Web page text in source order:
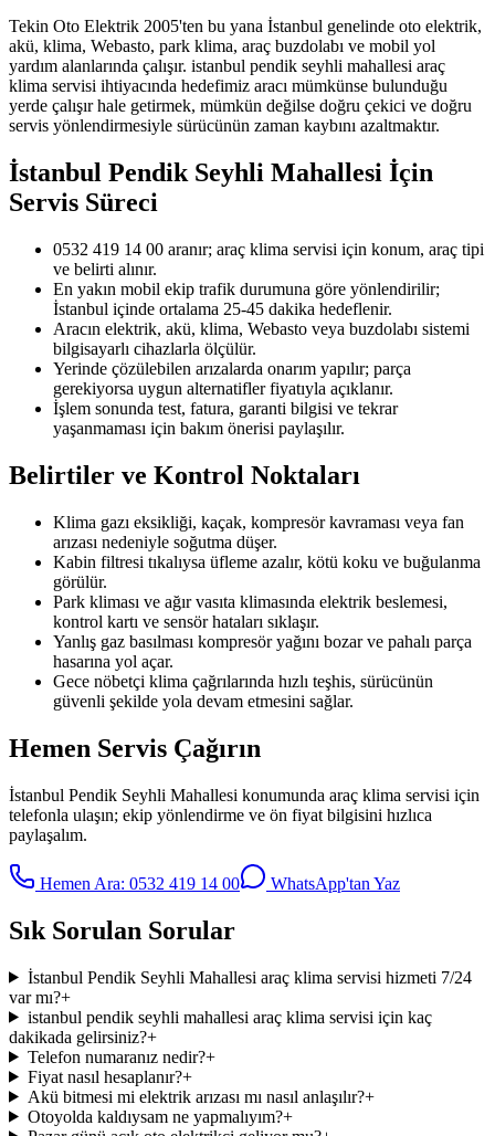
Tekin Oto Elektrik 2005'ten bu yana İstanbul genelinde oto elektrik,
akü, klima, Webasto, park klima, araç buzdolabı ve mobil yol
yardım alanlarında çalışır. istanbul pendik seyhli mahallesi araç
klima servisi ihtiyacında hedefimiz aracı mümkünse bulunduğu
yerde çalışır hale getirmek, mümkün değilse doğru çekici ve doğru
servis yönlendirmesiyle sürücünün zaman kaybını azaltmaktır.
İstanbul Pendik Seyhli Mahallesi İçin
Servis Süreci
0532 419 14 00 aranır; araç klima servisi için konum, araç tipi
ve belirti alınır.
En yakın mobil ekip trafik durumuna göre yönlendirilir;
İstanbul içinde ortalama 25-45 dakika hedeflenir.
Aracın elektrik, akü, klima, Webasto veya buzdolabı sistemi
bilgisayarlı cihazlarla ölçülür.
Yerinde çözülebilen arızalarda onarım yapılır; parça
gerekiyorsa uygun alternatifler fiyatıyla açıklanır.
İşlem sonunda test, fatura, garanti bilgisi ve tekrar
yaşanmaması için bakım önerisi paylaşılır.
Belirtiler ve Kontrol Noktaları
Klima gazı eksikliği, kaçak, kompresör kavraması veya fan
arızası nedeniyle soğutma düşer.
Kabin filtresi tıkalıysa üfleme azalır, kötü koku ve buğulanma
görülür.
Park kliması ve ağır vasıta klimasında elektrik beslemesi,
kontrol kartı ve sensör hataları sıklaşır.
Yanlış gaz basılması kompresör yağını bozar ve pahalı parça
hasarına yol açar.
Gece nöbetçi klima çağrılarında hızlı teşhis, sürücünün
güvenli şekilde yola devam etmesini sağlar.
Hemen Servis Çağırın
İstanbul Pendik Seyhli Mahallesi konumunda araç klima servisi için
telefonla ulaşın; ekip yönlendirme ve ön fiyat bilgisini hızlıca
paylaşalım.
Hemen Ara: 0532 419 14 00 WhatsApp'tan Yaz
Sık Sorulan Sorular
İstanbul Pendik Seyhli Mahallesi araç klima servisi hizmeti 7/24
var mı?+
istanbul pendik seyhli mahallesi araç klima servisi için kaç
dakikada gelirsiniz?+
Telefon numaranız nedir?+
Fiyat nasıl hesaplanır?+
Akü bitmesi mi elektrik arızası mı nasıl anlaşılır?+
Otoyolda kaldıysam ne yapmalıyım?+